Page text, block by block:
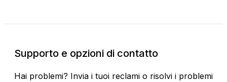
Supporto e opzioni di contatto
Hai problemi? Invia i tuoi reclami o risolvi i problemi